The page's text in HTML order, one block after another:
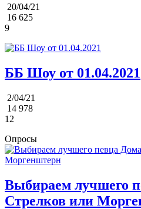
20/04/21
16 625
9
ББ Шоу от 01.04.2021
2/04/21
14 978
12
Опросы
Выбираем лучшего
Стрелков или